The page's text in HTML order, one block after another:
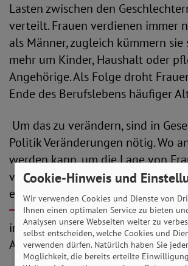
Lasten zwischen den
verteilt. Frauen verdienen immer
als Männer, zugleich kümmern
mehr um Kinder, Haushalt oder
Angehörige. Als Folge droht
Ende des Berufslebens häufiger
Um das zu verändern, sind in
Politik Veränderungen nötig. Wo
werden kann, um die Lage von
verbessern und mehr
erreichen, hat der SoVD auf seiner
Themenseite zum
informativen Dossiers zu den
Aktionstagen gesammelt.
Cookie-Hinweis und
Wir verwenden Cookies und Dienste von
Ihnen einen optimalen Service zu bieten
Analysen unsere Webseiten weiter zu
selbst entscheiden, welche Cookies und
verwenden dürfen. Natürlich haben Sie
Möglichkeit, die bereits erteilte